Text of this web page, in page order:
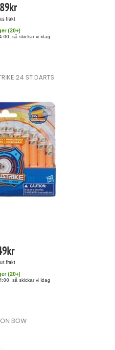
kr
frakt
(20+)
så skickar vi idag
24 ST DARTS
kr
frakt
(20+)
så skickar vi idag
BOW